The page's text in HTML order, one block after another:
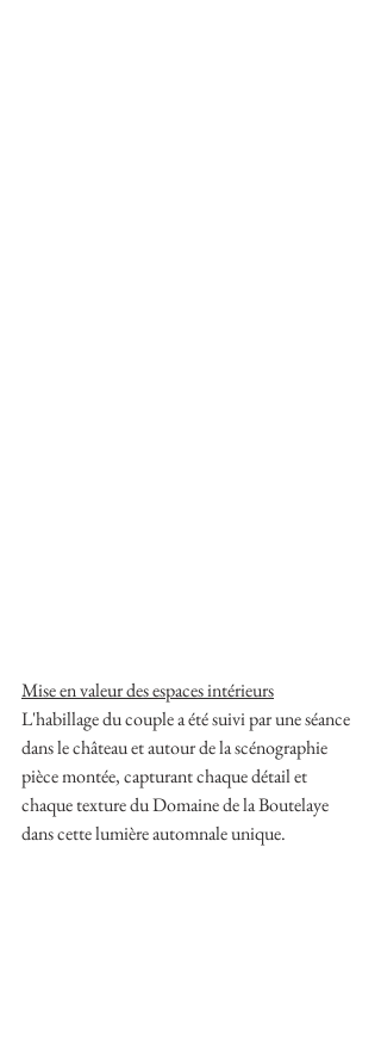
Mise en valeur des espaces intérieurs
L'habillage du couple a été suivi par une séance
dans le château et autour de la scénographie
pièce montée, capturant chaque détail et
chaque texture du Domaine de la Boutelaye
dans cette lumière automnale unique.